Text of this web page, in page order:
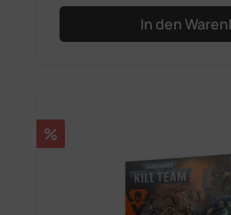
In den
Rabatt
%